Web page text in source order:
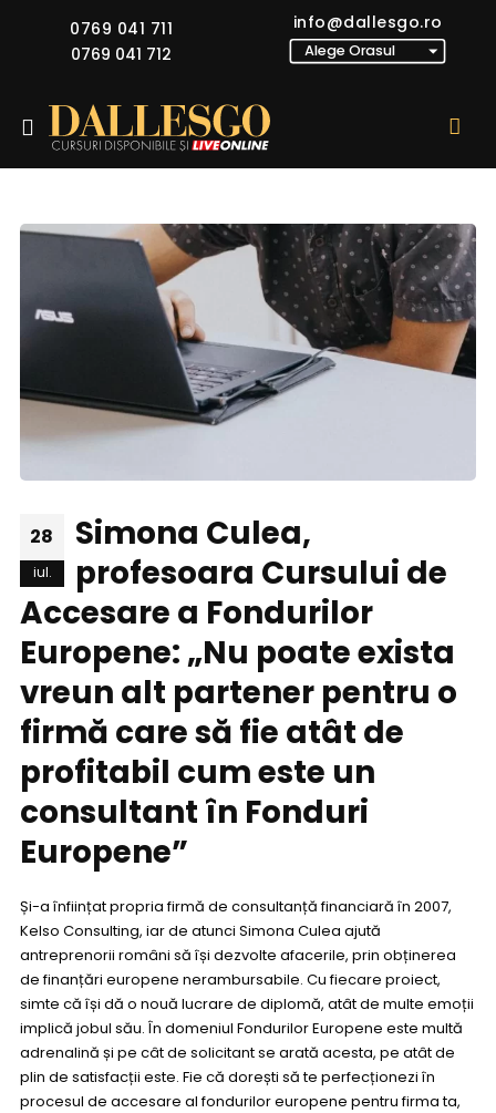
0769 041 711
0769 041 712
info@dallesgo.ro
28
iul.
Simona Culea,
profesoara Cursului de
Accesare a Fondurilor
Europene: „Nu poate exista
vreun alt partener pentru o
firmă care să fie atât de
profitabil cum este un
consultant în Fonduri
Europene”
Și-a înființat propria firmă de consultanță financiară în 2007,
Kelso Consulting, iar de atunci Simona Culea ajută
antreprenorii români să își dezvolte afacerile, prin obținerea
de finanțări europene nerambursabile. Cu fiecare proiect,
simte că își dă o nouă lucrare de diplomă, atât de multe emoții
implică jobul său. În domeniul Fondurilor Europene este multă
adrenalină și pe cât de solicitant se arată acesta, pe atât de
plin de satisfacții este. Fie că dorești să te perfecționezi în
procesul de accesare al fondurilor europene pentru firma ta,